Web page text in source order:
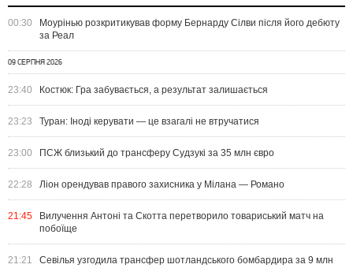
00:30
Моурінью розкритикував форму Бернарду Сілви після його дебюту
за Реал
09 СЕРПНЯ 2026
23:40 Костюк: Гра забувається, а результат залишається
23:23 Туран: Іноді керувати — це взагалі не втручатися
23:00 ПСЖ близький до трансферу Судзукі за 35 млн євро
22:28 Ліон орендував правого захисника у Мілана — Романо
21:45
Вилучення Антоні та Скотта перетворило товариський матч на
побоїще
21:21
Севілья узгодила трансфер шотландського бомбардира за 9 млн